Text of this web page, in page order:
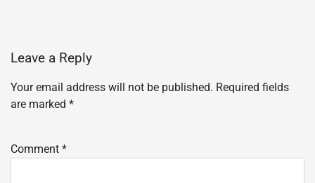
Leave a Reply
Your email address will not be published. Required fields
are marked *
Comment *